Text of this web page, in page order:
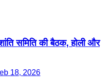
समिति की बैठक, होली और
18, 2026